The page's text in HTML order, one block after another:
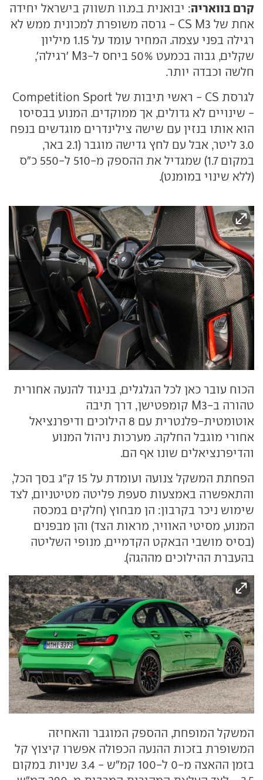
קרם בוואריה: יבואנית ב.מ.וו תשווק בישראל יחידה
אחת של CS M3 - גרסה משופרת למכונית ממש לא
רגילה בפני עצמה. המחיר עומד על 1.15 מיליון
שקלים, גבוה בכמעט 50% ביחס ל-M3 'רגילה',
חלשה וכבדה יותר.
לגרסת CS - ראשי תיבות של Competition Sport
- שינויים לא גדולים, אך ממוקדים. המנוע בבסיסו
הוא אותו בנזין עם שישה צילינדרים מוגדשים בנפח
3.0 ליטר, אבל עם לחץ גדישה מוגבר (2.1 באר,
במקום 1.7) שמגדיל את ההספק מ-510 ל-550 כ"ס
(ללא שינוי במומנט).
הכוח עובר כאן לכל הגלגלים, בניגוד להנעה אחורית
טהורה ב-M3 קומפטישן, דרך תיבה
אוטומטית-פלנטרית עם 8 הילוכים ודיפרנציאל
אחורי מוגבל החלקה. מערכות ניהול המנוע
והדיפרנציאלים שונו אף הם.
הפחתת המשקל צנועה ועומדת על 15 ק"ג בסך הכל,
והתאפשרה באמצעות סעפת פליטה מטיטניום, לצד
שימוש ניכר בקרבון: הן מבחוץ (חלקים במכסה
המנוע, מסיטי האוויר, מראות הצד) והן מבפנים
(בסיס מושבי הבאקט הקדמיים, מנופי השליטה
בהעברת ההילוכים מההגה).
המשקל המופחת, ההספק המוגבר והאחיזה
המשופרת בזכות ההנעה הכפולה אפשרו קיצוץ קל
בזמן ההאצה מ-0 ל-100 קמ"ש - 3.4 שניות במקום